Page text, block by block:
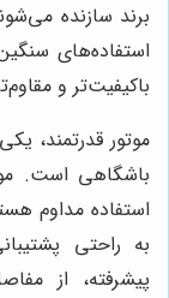
برند سازنده
استفاده‌های
باکیفیت‌تر و
موتور قدرتمند،
باشگاهی است.
استفاده مداوم
به راحتی
پیشرفته، از